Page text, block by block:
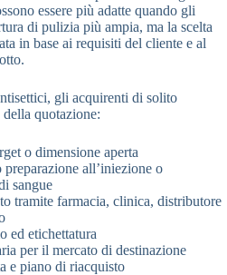
essere più adatte quando gli
di pulizia più ampia, ma la scelta
in base ai requisiti del cliente e al
gli acquirenti di solito
quotazione:
o dimensione aperta
all’iniezione o
sangue
tramite farmacia, clinica, distributore
ed etichettatura
per il mercato di destinazione
e piano di riacquisto